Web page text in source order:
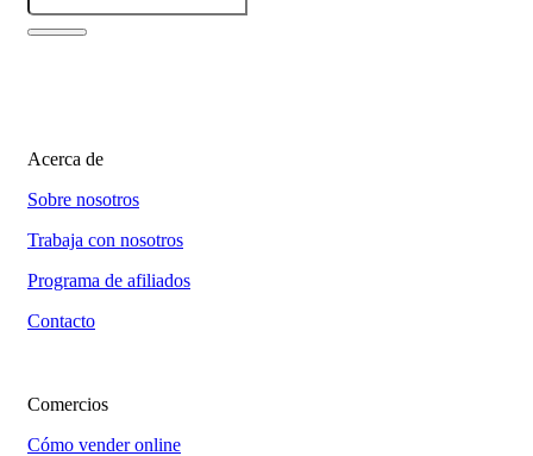
Acerca de
Sobre nosotros
Trabaja con nosotros
Programa de afiliados
Contacto
Comercios
Cómo vender online